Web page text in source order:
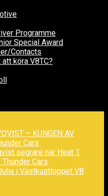
Programme
Special Award
Contacts
köra V8TC?
– KUNGEN AV
Cars
segrare när Heat 1
Thunder Cars
i Västkustloppet V8